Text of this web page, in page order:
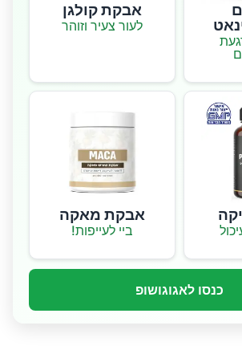
אבקת קולגן
לעור צעיר וזוהר
אבקת מאקה
ביי לעייפות!
כנסו לאגוגושופ